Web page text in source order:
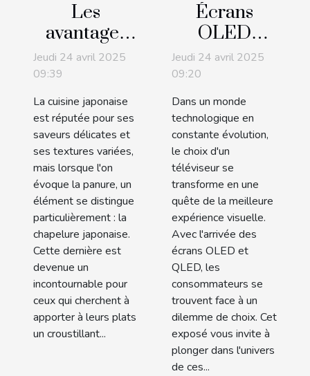
Les
avantages
de la
chapelure
japonaise
pour une
cuisine
croustillante
Jeudi 24 avril 2025
09:39
La cuisine japonaise
est réputée pour ses
saveurs délicates et
ses textures variées,
mais lorsque l'on
évoque la panure, un
élément se distingue
particulièrement : la
chapelure japonaise.
Cette dernière est
devenue un
incontournable pour
ceux qui cherchent à
apporter à leurs plats
un croustillant...
Écrans
OLED
versus
QLED
quelles
technologies
pour les
téléviseurs
de demain
Jeudi 24 avril 2025
09:20
Dans un monde
technologique en
constante évolution,
le choix d'un
téléviseur se
transforme en une
quête de la meilleure
expérience visuelle.
Avec l'arrivée des
écrans OLED et
QLED, les
consommateurs se
trouvent face à un
dilemme de choix. Cet
exposé vous invite à
plonger dans l'univers
de ces...